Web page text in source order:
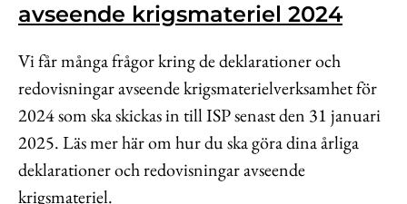
avseende krigsmateriel 2024
Vi får många frågor kring de deklarationer och
redovisningar avseende krigsmaterielverksamhet för
2024 som ska skickas in till ISP senast den 31 januari
2025. Läs mer här om hur du ska göra dina årliga
deklarationer och redovisningar avseende
krigsmateriel.